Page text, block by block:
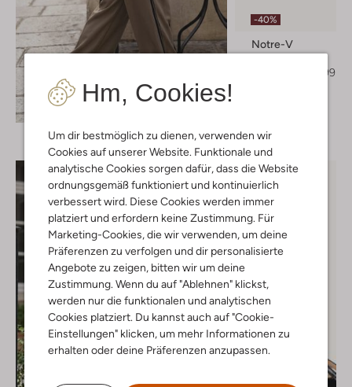
Hm, Cookies!
Um dir bestmöglich zu dienen, verwenden wir
Cookies auf unserer Website. Funktionale und
analytische Cookies sorgen dafür, dass die Website
ordnungsgemäß funktioniert und kontinuierlich
verbessert wird. Diese Cookies werden immer
platziert und erfordern keine Zustimmung. Für
Marketing-Cookies, die wir verwenden, um deine
Präferenzen zu verfolgen und dir personalisierte
Angebote zu zeigen, bitten wir um deine
Zustimmung. Wenn du auf "Ablehnen" klickst,
werden nur die funktionalen und analytischen
Cookies platziert. Du kannst auch auf "Cookie-
Einstellungen" klicken, um mehr Informationen zu
erhalten oder deine Präferenzen anzupassen.
Entdecke den Look
-40%
Notre-V
Slingbacks
€ 83,99